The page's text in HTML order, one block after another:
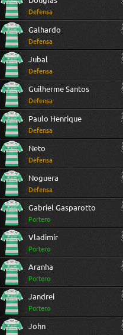
Defensa
Galhardo
Defensa
Jubal
Defensa
Guilherme Santos
Defensa
Paulo Henrique
Defensa
Neto
Defensa
Noguera
Defensa
Gabriel Gasparotto
Portero
Vladimir
Portero
Aranha
Portero
Jandrei
Portero
John